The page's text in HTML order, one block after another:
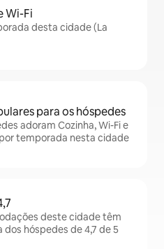
Wi-Fi
desta cidade (La
para os hóspedes
adoram Cozinha, Wi-Fi e
temporada nesta cidade
deste cidade têm
dos hóspedes de 4,7 de 5